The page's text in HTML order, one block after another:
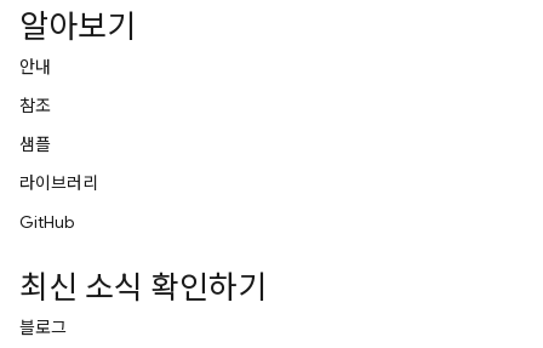
알아보기
안내
참조
샘플
라이브러리
GitHub
최신 소식 확인하기
블로그